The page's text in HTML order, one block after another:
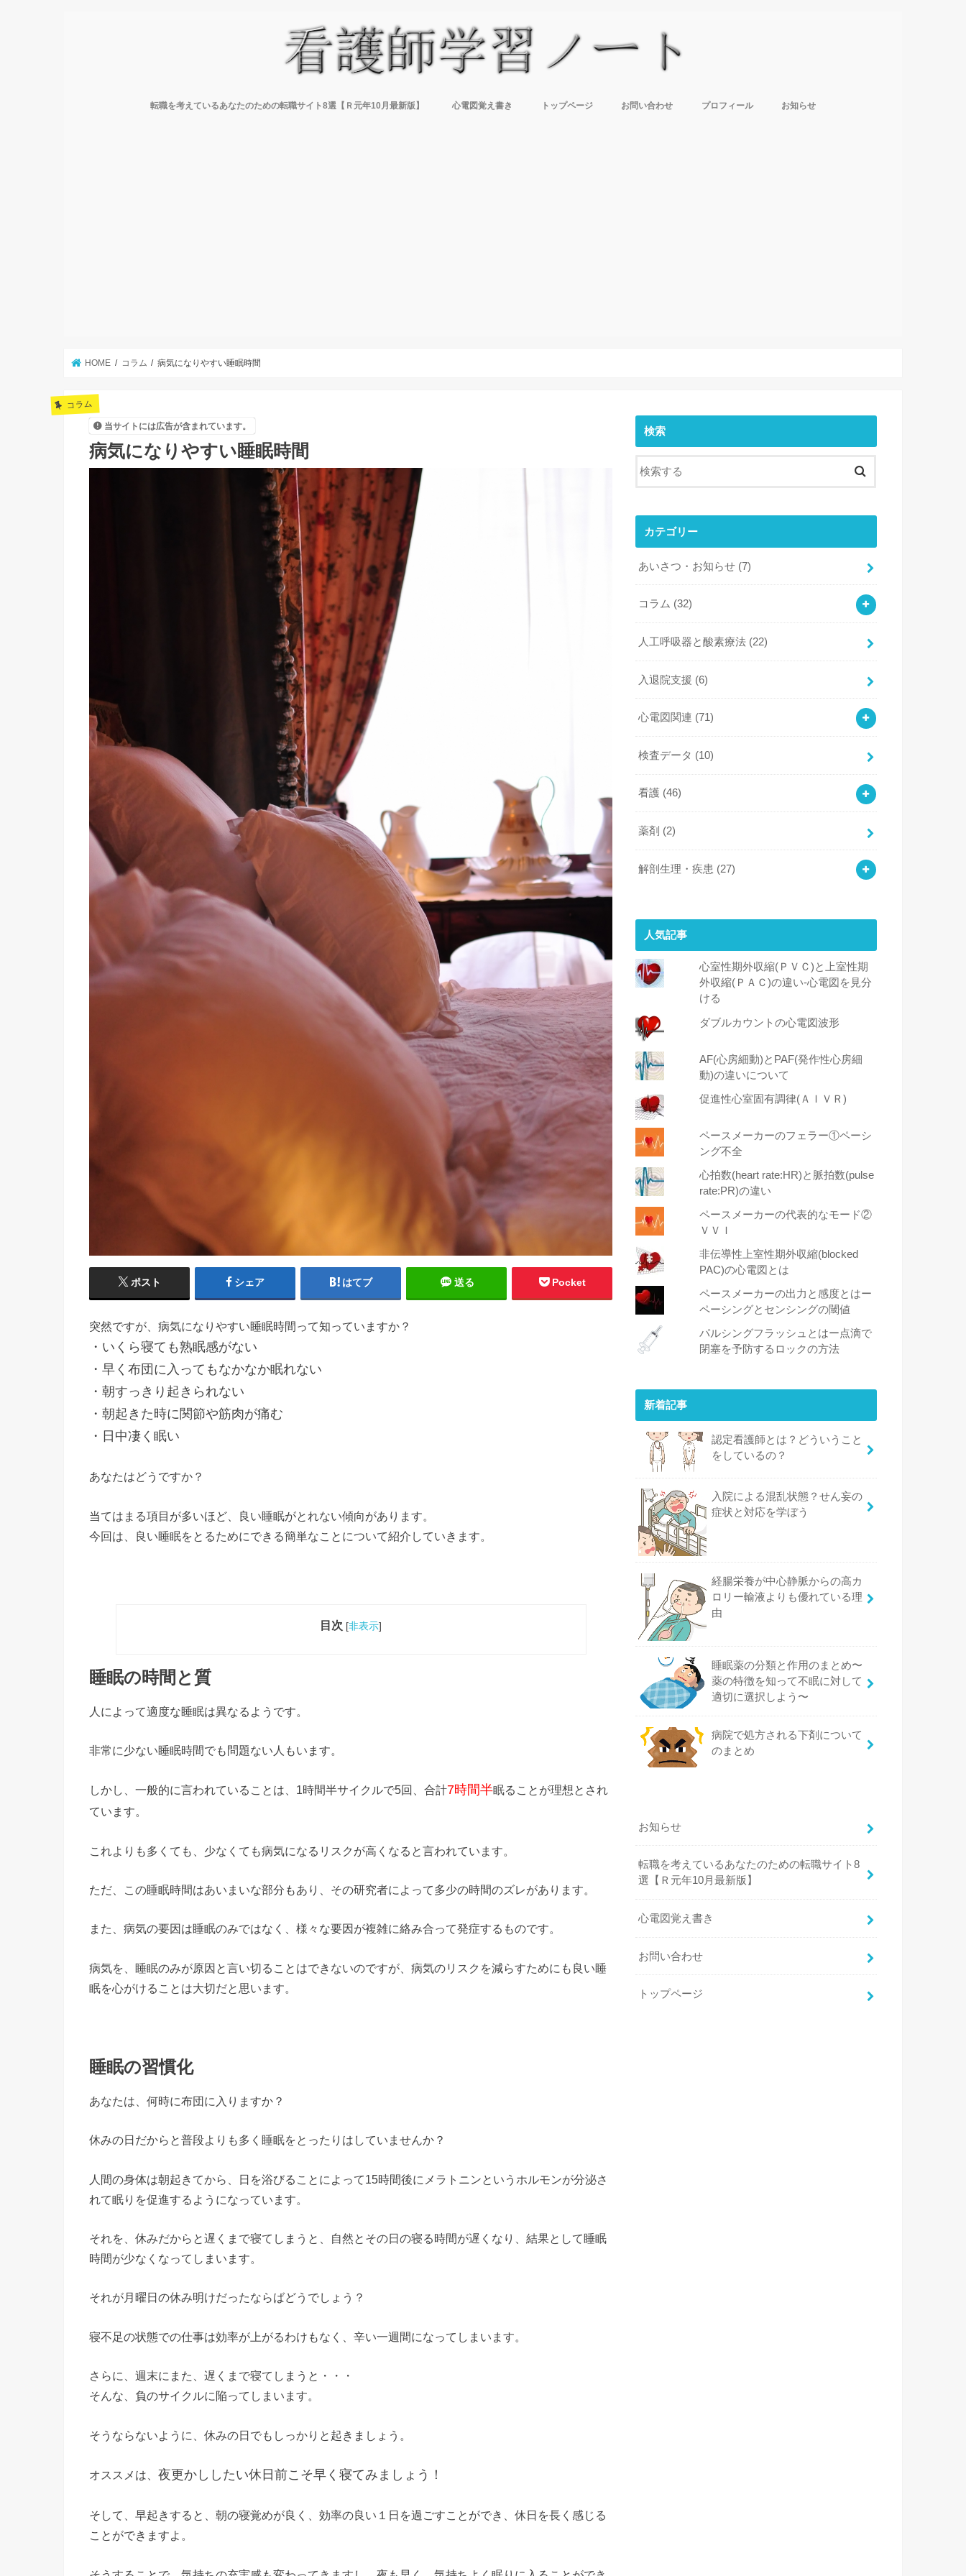
転職を考えているあなたのための転職サイト8選【Ｒ元年10月最新版】 心電図覚え書き トップページ お問い合わせ プロフィール お知らせ
HOME コラム 病気になりやすい睡眠時間
コラム
当サイトには広告が含まれています。
病気になりやすい睡眠時間
ポスト シェア はてブ 送る Pocket
突然ですが、病気になりやすい睡眠時間って知っていますか？
・いくら寝ても熟眠感がない
・早く布団に入ってもなかなか眠れない
・朝すっきり起きられない
・朝起きた時に関節や筋肉が痛む
・日中凄く眠い
あなたはどうですか？
当てはまる項目が多いほど、良い睡眠がとれない傾向があります。
今回は、良い睡眠をとるためにできる簡単なことについて紹介していきます。
目次 [非表示]
睡眠の時間と質
人によって適度な睡眠は異なるようです。
非常に少ない睡眠時間でも問題ない人もいます。
しかし、一般的に言われていることは、1時間半サイクルで5回、合計7時間半眠ることが理想とされ
ています。
これよりも多くても、少なくても病気になるリスクが高くなると言われています。
ただ、この睡眠時間はあいまいな部分もあり、その研究者によって多少の時間のズレがあります。
また、病気の要因は睡眠のみではなく、様々な要因が複雑に絡み合って発症するものです。
病気を、睡眠のみが原因と言い切ることはできないのですが、病気のリスクを減らすためにも良い睡
眠を心がけることは大切だと思います。
睡眠の習慣化
あなたは、何時に布団に入りますか？
休みの日だからと普段よりも多く睡眠をとったりはしていませんか？
人間の身体は朝起きてから、日を浴びることによって15時間後にメラトニンというホルモンが分泌さ
れて眠りを促進するようになっています。
それを、休みだからと遅くまで寝てしまうと、自然とその日の寝る時間が遅くなり、結果として睡眠
時間が少なくなってしまいます。
それが月曜日の休み明けだったならばどうでしょう？
寝不足の状態での仕事は効率が上がるわけもなく、辛い一週間になってしまいます。
さらに、週末にまた、遅くまで寝てしまうと・・・
そんな、負のサイクルに陥ってしまいます。
そうならないように、休みの日でもしっかりと起きましょう。
オススメは、 夜更かししたい休日前こそ早く寝てみましょう！
そして、早起きすると、朝の寝覚めが良く、効率の良い１日を過ごすことができ、休日を長く感じる
ことができますよ。
検索
カテゴリー
あいさつ・お知らせ (7)
コラム (32)
人工呼吸器と酸素療法 (22)
入退院支援 (6)
心電図関連 (71)
検査データ (10)
看護 (46)
薬剤 (2)
解剖生理・疾患 (27)
人気記事
心室性期外収縮(ＰＶＣ)と上室性期
外収縮(ＰＡＣ)の違い-心電図を見分
ける
ダブルカウントの心電図波形
AF(心房細動)とPAF(発作性心房細
動)の違いについて
促進性心室固有調律(ＡＩＶＲ)
ペースメーカーのフェラー①ペーシ
ング不全
心拍数(heart rate:HR)と脈拍数(pulse
rate:PR)の違い
ペースメーカーの代表的なモード②
ＶＶＩ
非伝導性上室性期外収縮(blocked
PAC)の心電図とは
ペースメーカーの出力と感度とはー
ペーシングとセンシングの閾値
パルシングフラッシュとはー点滴で
閉塞を予防するロックの方法
新着記事
認定看護師とは？どういうこと
をしているの？
入院による混乱状態？せん妄の
症状と対応を学ぼう
経腸栄養が中心静脈からの高カ
ロリー輸液よりも優れている理
由
睡眠薬の分類と作用のまとめ〜
薬の特徴を知って不眠に対して
適切に選択しよう〜
病院で処方される下剤について
のまとめ
お知らせ
転職を考えているあなたのための転職サイト8
選【Ｒ元年10月最新版】
心電図覚え書き
お問い合わせ
トップページ